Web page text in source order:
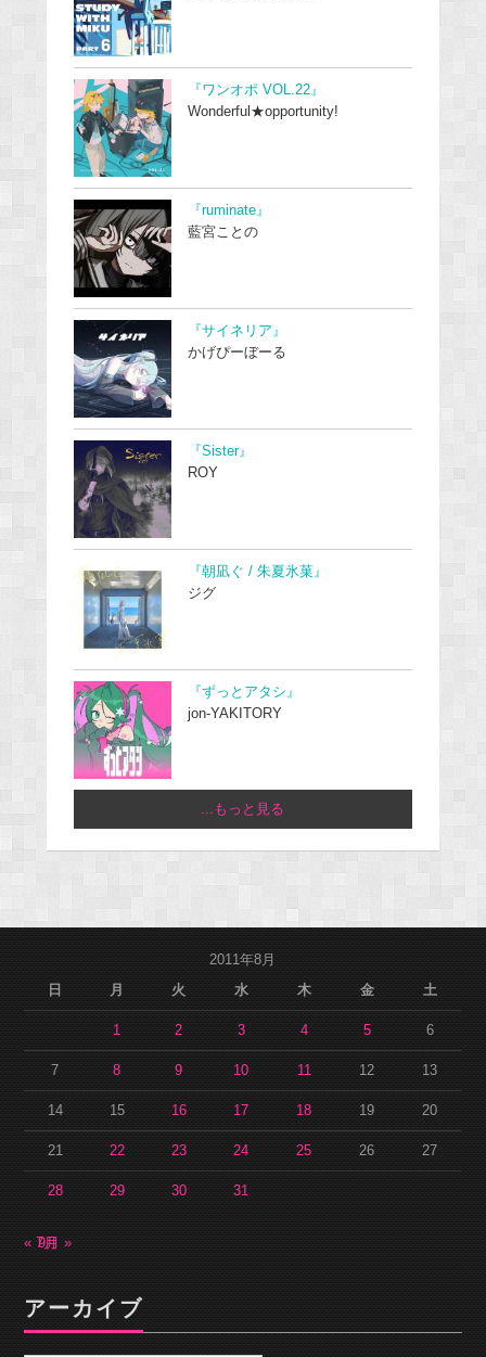
『ワンオポ VOL.22』
Wonderful★opportunity!
『ruminate』
藍宮ことの
『サイネリア』
かげぴーぼーる
『Sister』
ROY
『朝凪ぐ / 朱夏氷菓』
ジグ
『ずっとアタシ』
jon-YAKITORY
...もっと見る
2011年8月
日
月 火 水 木 金 土
1 2 3 4 5 6
7 8 9 10 11 12 13
14 15 16 17 18 19 20
21 22 23 24 25 26 27
28 29 30 31
« 7月9月 »
アーカイブ